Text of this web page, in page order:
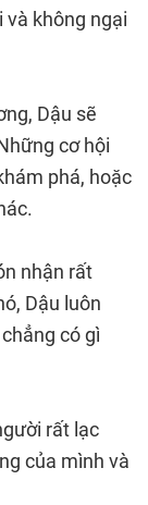
không ngại
Dậu sẽ
cơ hội
phá, hoặc
nhận rất
Dậu luôn
có gì
rất lạc
của mình và